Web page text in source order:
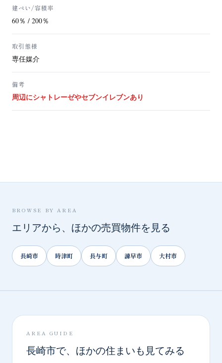
建ぺい/容積率
60％ / 200％
取引態様
専任媒介
備考
周辺にシャトレーゼやセブンイレブンあり
BROWSE BY AREA
エリアから、ほかの売買物件を見る
長崎市 時津町 長与町 諫早市 大村市
AREA GUIDE
長崎市で、ほかの住まいも見てみる